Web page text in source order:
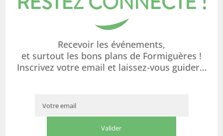
Recevoir les événements,
et surtout les bons plans de Formiguères !
Inscrivez votre email et laissez-vous guider…